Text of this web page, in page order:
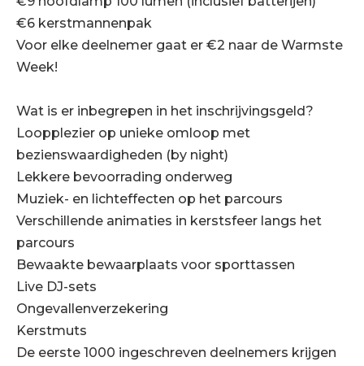
€6 kerstmannenpak
Voor elke deelnemer gaat er €2 naar de Warmste
Week!
Wat is er inbegrepen in het inschrijvingsgeld?
Loopplezier op unieke omloop met
bezienswaardigheden (by night)
Lekkere bevoorrading onderweg
Muziek- en lichteffecten op het parcours
Verschillende animaties in kerstsfeer langs het
parcours
Bewaakte bewaarplaats voor sporttassen
Live DJ-sets
Ongevallenverzekering
Kerstmuts
De eerste 1000 ingeschreven deelnemers krijgen